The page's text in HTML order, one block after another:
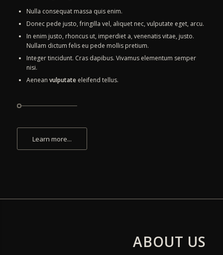
Nulla consequat massa quis enim.
Donec pede justo, fringilla vel, aliquet nec, vulputate eget, arcu.
In enim justo, rhoncus ut, imperdiet a, venenatis vitae, justo.
Nullam dictum felis eu pede mollis pretium.
Integer tincidunt. Cras dapibus. Vivamus elementum semper
nisi.
Aenean vulputateeleifend tellus.
Learn more...
ABOUT US